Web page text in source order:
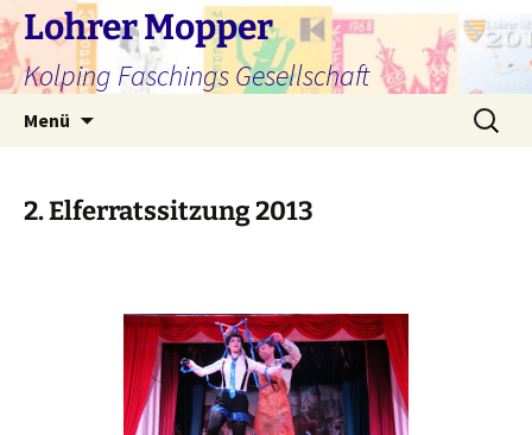
Zum
Inhalt
springen
Lohrer Mopper
Kolping Faschings Gesellschaft
Menü
Suchen
nach:
2. Elferratssitzung 2013